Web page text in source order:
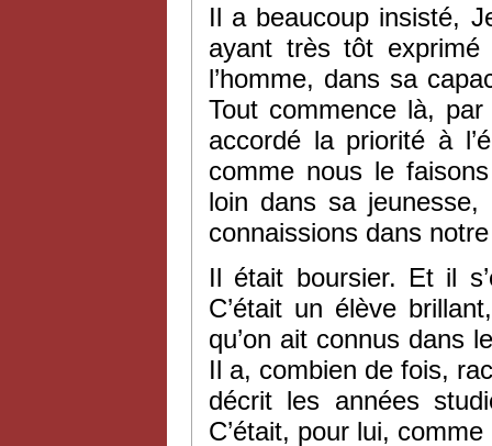
Il a beaucoup insisté,
ayant très tôt exprimé
l’homme, dans sa
Tout commence là,
accordé la priorité à
comme nous le
loin dans sa jeunesse,
connaissions dans
Il était boursier. Et il
C’était un élève
qu’on ait connus dans
Il a, combien de fois,
décrit les années
C’était, pour lui,